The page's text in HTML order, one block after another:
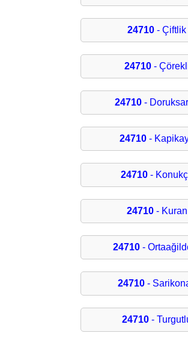
24710 - Çiftlik
24710-
24710 -
24710-
24710-
24710- Kuran
24710 -
24710 -
24710 -